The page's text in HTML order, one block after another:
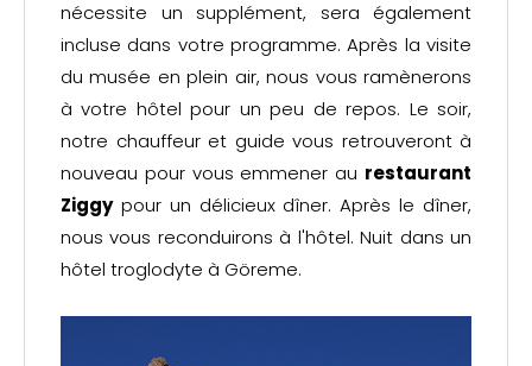
nécessite un supplément, sera également
incluse dans votre programme. Après la visite
du musée en plein air, nous vous ramènerons
à votre hôtel pour un peu de repos. Le soir,
notre chauffeur et guide vous retrouveront à
nouveau pour vous emmener au restaurant
Ziggypour un délicieux dîner. Après le dîner,
nous vous reconduirons à l'hôtel. Nuit dans un
hôtel troglodyte à Göreme.